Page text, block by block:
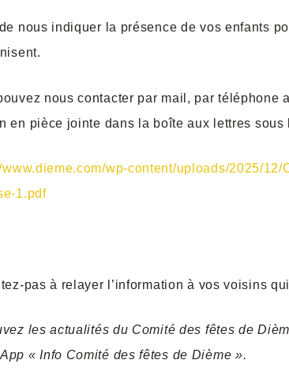
nous indiquer la présence de vos enfants
nous contacter par mail, par téléphone
en pièce jointe dans la boîte aux lettres sous
www.dieme.com/wp-content/uploads/2025/
1.pdf
pas à relayer l’information à vos voisins
les actualités du Comité des fêtes de
« Info Comité des fêtes de Dième ».